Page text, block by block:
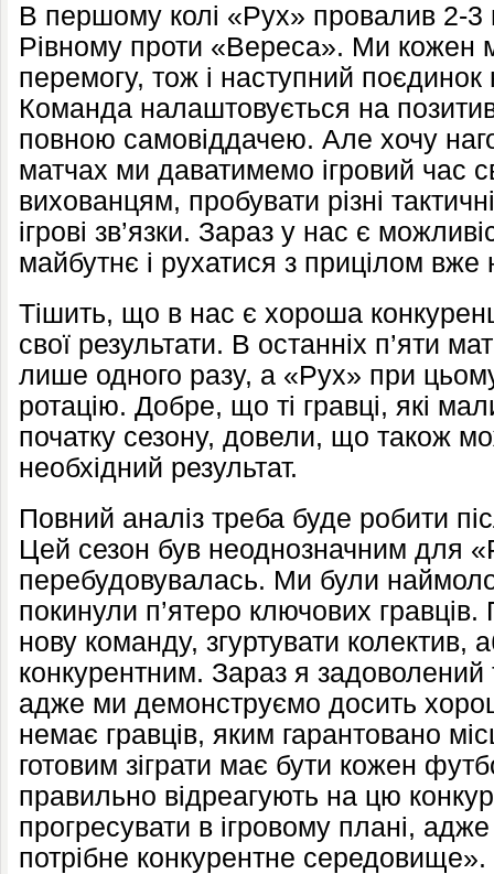
В першому колі «Рух» провалив 2-3
Рівному проти «Вереса». Ми кожен
перемогу, тож і наступний
Команда налаштовується на
повною самовіддачею. Але хочу
матчах ми даватимемо ігровий час
вихованцям, пробувати різні
ігрові зв’язки. Зараз у нас є
майбутнє і рухатися з прицілом вже
Тішить, що в нас є хороша
свої результати. В останніх п’яти
лише одного разу, а «Рух» при
ротацію. Добре, що ті гравці, які
початку сезону, довели, що також
необхідний результат.
Повний аналіз треба буде робити
Цей сезон був неоднозначним для
перебудовувалась. Ми були
покинули п’ятеро ключових гравців.
нову команду, згуртувати колектив,
конкурентним. Зараз я
адже ми демонструємо досить
немає гравців, яким гарантовано
готовим зіграти має бути кожен
правильно відреагують на цю
прогресувати в ігровому плані,
потрібне конкурентне середовище».